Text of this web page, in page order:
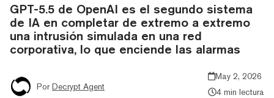
GPT-5.5 de OpenAI es el segundo sistema
de IA en completar de extremo a extremo
una intrusión simulada en una red
corporativa, lo que enciende las alarmas
Por Decrypt Agent
May 2, 2026
4 min lectura